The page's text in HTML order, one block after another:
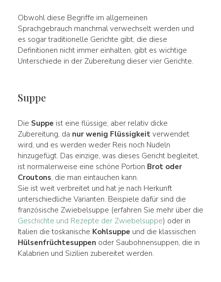
Obwohl diese Begriffe im allgemeinen
Sprachgebrauch manchmal verwechselt werden und
es sogar traditionelle Gerichte gibt, die diese
Definitionen nicht immer einhalten, gibt es wichtige
Unterschiede in der Zubereitung dieser vier Gerichte.
Suppe
Die Suppe ist eine flüssige, aber relativ dicke
Zubereitung, da nur wenig Flüssigkeitverwendet
wird, und es werden weder Reis noch Nudeln
hinzugefügt. Das einzige, was dieses Gericht begleitet,
ist normalerweise eine schöne Portion Brot oder
Croutons, die man eintauchen kann.
Sie ist weit verbreitet und hat je nach Herkunft
unterschiedliche Varianten. Beispiele dafür sind die
französische Zwiebelsuppe (erfahren Sie mehr über die
Geschichte und Rezepte der Zwiebelsuppe) oder in
Italien die toskanische Kohlsuppe und die klassischen
Hülsenfrüchtesuppen oder Saubohnensuppen, die in
Kalabrien und Sizilien zubereitet werden.